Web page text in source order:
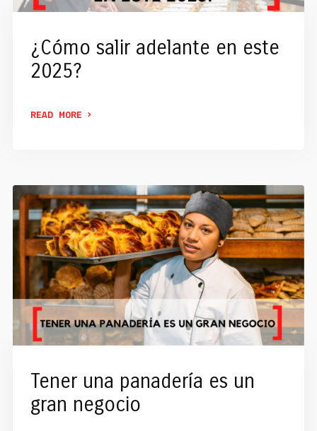
¿Cómo salir adelante en este
2025?
READ MORE
Tener una panadería es un
gran negocio